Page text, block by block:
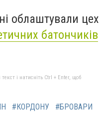
облаштували цех
батончиків
і натисніть Ctrl + Enter, щоб
#КОРДОНУ
#БРОВАРИ